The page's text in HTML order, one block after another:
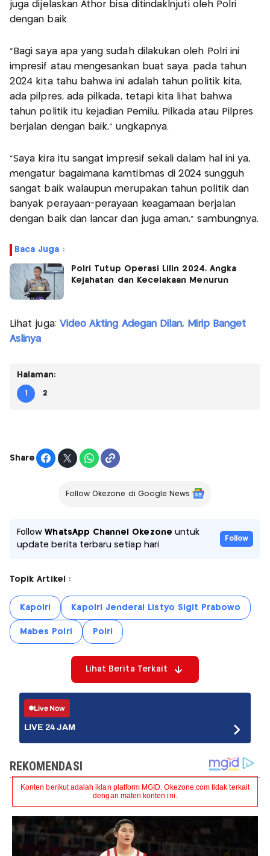
juga dijelaskan Athor bisa ditindaklnjuti oleh Polri
dengan baik.
"Bagi saya apa yang sudah dilakukan oleh Polri ini
impresif atau mengesankan buat saya. pada tahun
2024 kita tahu bahwa ini adalah tahun politik kita,
ada pilpres, ada pilkada, tetapi kita lihat bahwa
tahun politik itu kejadian Pemilu, Pilkada atau Pilpres
berjalan dengan baik," ungkapnya.
"Saya kira itu sangat impresif sekali dalam hal ini ya,
mengatur bagaimana kamtibmas di 2024 sungguh
sangat baik walaupun merupakan tahun politik dan
banyak perayaan-perayaan keagamaan berjalan
dengan baik dan lancar dan juga aman," sambungnya.
Baca Juga :
Polri Tutup Operasi Lilin 2024, Angka
Kejahatan dan Kecelakaan Menurun
Lihat juga: Video Akting Adegan Dilan, Mirip Banget
Aslinya
Halaman:
1 2
Share
Follow Okezone di Google News
FollowWhatsApp Channel Okezone untuk
update berita terbaru setiap hari
Follow
Topik Artikel :
Kapolri Kapolri Jenderal Listyo Sigit Prabowo
Mabes Polri Polri
Lihat Berita Terkait
Live Now
LIVE 24 JAM